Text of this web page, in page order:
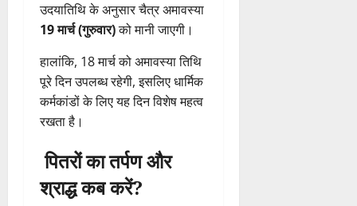
उदयातिथिकेअनुसारचैत्रअमावस्या
19मार्च (गुरुवार)कोमानीजाएगी।
हालांकि, 18मार्चकोअमावस्यातिथि
पूरेदिनउपलब्धरहेगी,इसलिएधार्मिक
कर्मकांडोंकेलिएयहदिनविशेषमहत्व
रखताहै।
पितरोंकातर्पणऔर
श्राद्धकबकरें?